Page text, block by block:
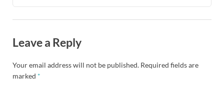
Leave a Reply
Your email address will not be published. Required fields are
marked *